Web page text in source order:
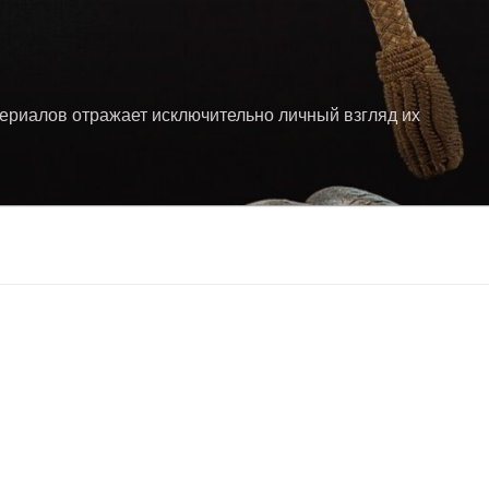
отражает исключительно личный взгляд их